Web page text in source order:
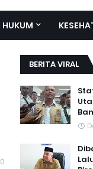
HUKUM
0
BERITA VIRAL